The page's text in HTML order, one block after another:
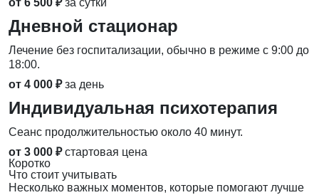
от 6 500 ₽ за сутки
Дневной стационар
Лечение без госпитализации, обычно в режиме с 9:00 до
18:00.
от 4 000 ₽ за день
Индивидуальная психотерапия
Сеанс продолжительностью около 40 минут.
от 3 000 ₽ стартовая цена
Коротко
Что стоит учитывать
Несколько важных моментов, которые помогают лучше